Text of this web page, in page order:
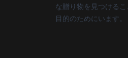
な贈り物を見つける
目的のためにいます。